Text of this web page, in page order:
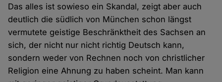
Das alles ist sowieso ein Skandal, zeigt aber auch
deutlich die südlich von München schon längst
vermutete geistige Beschränktheit des Sachsen an
sich, der nicht nur nicht richtig Deutsch kann,
sondern weder von Rechnen noch von christlicher
Religion eine Ahnung zu haben scheint. Man kann